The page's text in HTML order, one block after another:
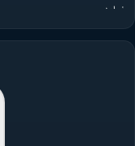
نماید.